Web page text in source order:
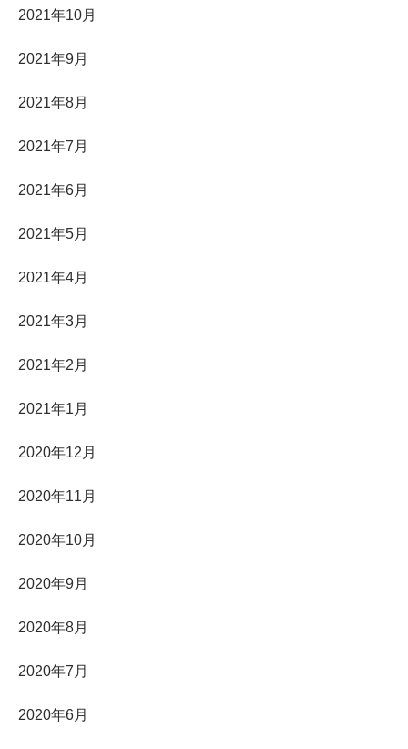
2021年10月
2021年9月
2021年8月
2021年7月
2021年6月
2021年5月
2021年4月
2021年3月
2021年2月
2021年1月
2020年12月
2020年11月
2020年10月
2020年9月
2020年8月
2020年7月
2020年6月